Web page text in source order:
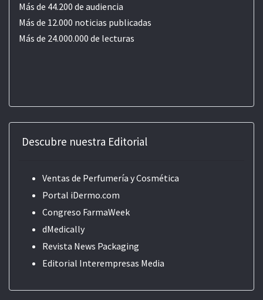
Más de 44.200 de audiencia
Más de 12.000 noticias publicadas
Más de 24.000.000 de lecturas
Descubre nuestra Editorial
Ventas de Perfumería y Cosmética
Portal iDermo.com
Congreso FarmaWeek
dMedically
Revista News Packaging
Editorial Interempresas Media